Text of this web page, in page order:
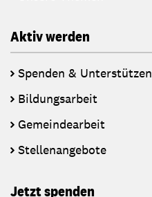
Aktiv werden
Spenden & Unterstützen
Bildungsarbeit
Gemeindearbeit
Stellenangebote
Jetzt spenden